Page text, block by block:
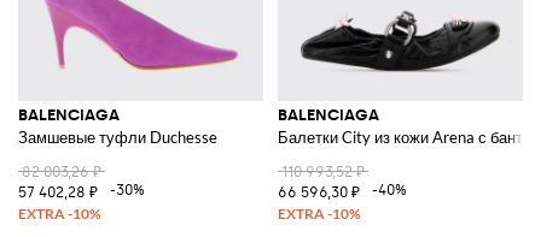
BALENCIAGA
Замшевые туфли Duchesse
82 003,26 ₽
57 402,28 ₽
-30%
BALENCIAGA
Балетки City из кожи Arena с
110 993,52 ₽
66 596,30 ₽
-40%